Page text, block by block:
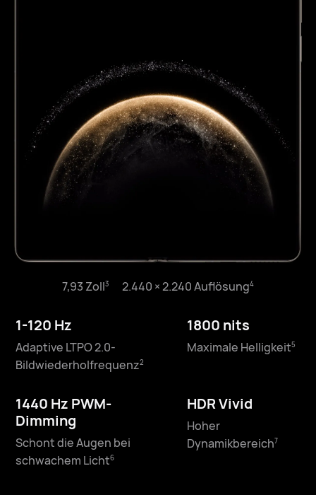
7,93 Zoll⁠3 2.440 × 2.240 Auflösung⁠4
1-120 Hz
Adaptive LTPO 2.0-
Bildwiederholfrequenz2
1800 nits
Maximale Helligkeit5
1440 Hz PWM-
Dimming
Schont die Augen bei
schwachem Licht6
HDR Vivid
Hoher
Dynamikbereich7
1-120 Hz
Adaptive LTPO 2.0-
2500 nits
1440 Hz PWM-
Dimming
Schont die Augen bei
HDR Vivid
Hoher